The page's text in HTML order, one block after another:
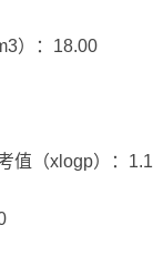
）：18.00
值（xlogp）：1.1